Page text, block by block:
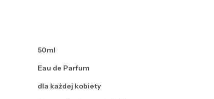
50ml
Eau de Parfum
dla każdej kobiety